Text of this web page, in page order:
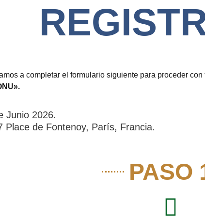
a completar el formulario siguiente para proceder con
Junio 2026.
Place de Fontenoy, París, Francia.
PASO